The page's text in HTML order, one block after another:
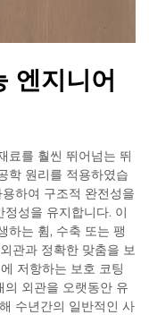
엔지니어
료를 훨씬 뛰어넘는 뛰
학 원리를 적용하였습
하여 구조적 완전성을
성을 유지합니다. 이
하는 휨, 수축 또는 팽
관과 정확한 맞춤을 보
저항하는 보호 코팅
외관을 오랫동안 유
수년간의 일반적인 사